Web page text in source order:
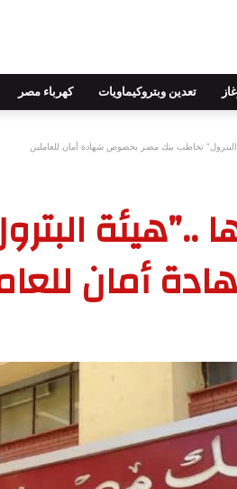
تعدين وبتروكيماويات كهرباء مصر
البترول” تخاطب بنك مصر بخصوص شهادة أمان للعاملين
..”هيئة
أمان